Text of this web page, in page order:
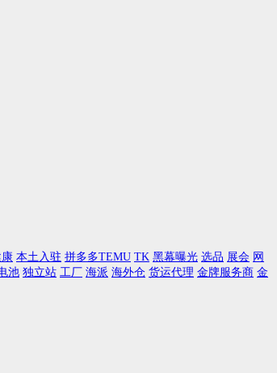
本土入驻 拼多多TEMU TK 黑幕曝光 选品 展会 网
池 独立站 工厂 海派 海外仓 货运代理 金牌服务商 金